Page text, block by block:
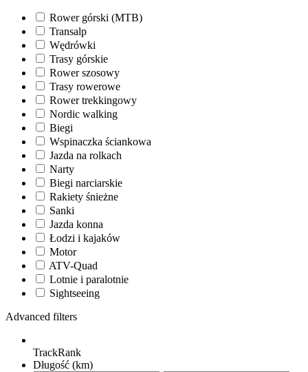
Rower górski (MTB)
Transalp
Wędrówki
Trasy górskie
Rower szosowy
Trasy rowerowe
Rower trekkingowy
Nordic walking
Biegi
Wspinaczka ściankowa
Jazda na rolkach
Narty
Biegi narciarskie
Rakiety śnieżne
Sanki
Jazda konna
Łodzi i kajaków
Motor
ATV-Quad
Lotnie i paralotnie
Sightseeing
Advanced filters
TrackRank
Długość (km)